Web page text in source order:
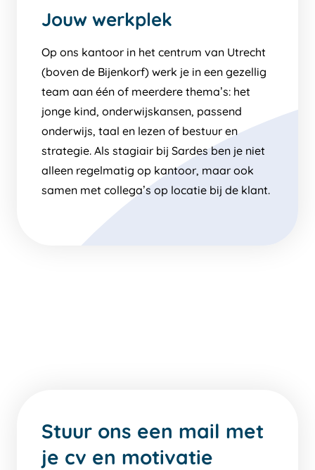
Jouw werkplek
Op ons kantoor in het centrum van Utrecht
(boven de Bijenkorf) werk je in een gezellig
team aan één of meerdere thema’s: het
jonge kind, onderwijskansen, passend
onderwijs, taal en lezen of bestuur en
strategie. Als stagiair bij Sardes ben je niet
alleen regelmatig op kantoor, maar ook
samen met collega’s op locatie bij de klant.
Stuur ons een mail met
je cv en motivatie